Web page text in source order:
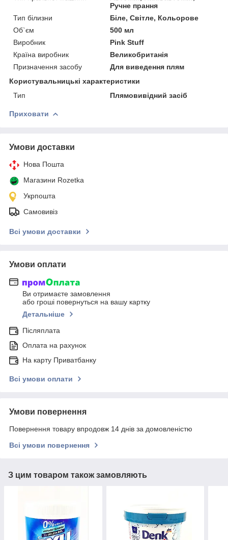
Ручне прання
Тип білизни
Біле, Світле, Кольорове
Об`єм
500 мл
Виробник
Pink Stuff
Країна виробник
Великобританія
Призначення засобу
Для виведення плям
Користувальницькі характеристики
Тип
Плямовивідний засіб
Приховати
Умови доставки
Нова Пошта
Магазини Rozetka
Укрпошта
Самовивіз
Всі умови доставки
Умови оплати
Ви отримаєте замовлення
або гроші повернуться на вашу картку
Детальніше
Післяплата
Оплата на рахунок
На карту Приватбанку
Всі умови оплати
Умови повернення
Повернення товару впродовж 14 днів за домовленістю
Всі умови повернення
З цим товаром також замовляють